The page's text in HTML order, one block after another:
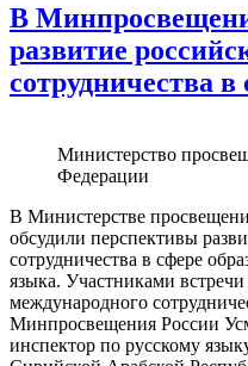
В
развитие
сотрудничества
Министерство
Федерации
В Министерстве
обсудили перспективы
сотрудничества в сфере
языка. Участниками
международного
Минпросвещения России
инспектор по русскому